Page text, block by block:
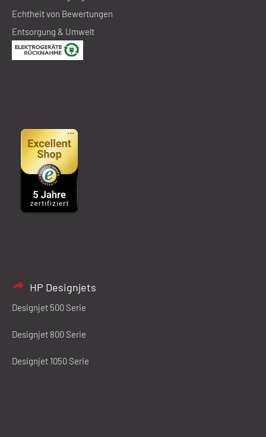
Echtheit von Bewertungen
Entsorgung & Umwelt
HP Designjets
Designjet 500 Serie
Designjet 800 Serie
Designjet 1050 Serie